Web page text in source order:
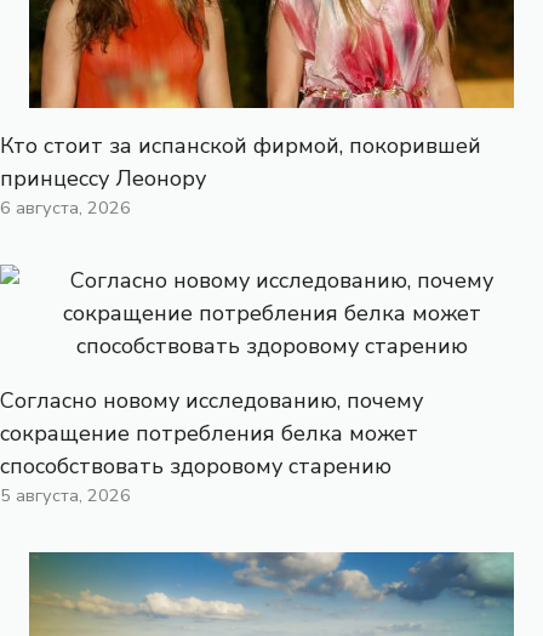
Кто стоит за испанской фирмой, покорившей
принцессу Леонору
6 августа, 2026
Согласно новому исследованию, почему
сокращение потребления белка может
способствовать здоровому старению
5 августа, 2026